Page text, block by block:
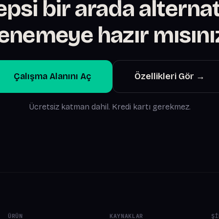
bir arada
hazır
Çalışma Alanını Aç Özellikleri Gör →
Ücretsiz katman dahil. Kredi kartı gerekmez.
ÜRÜN KAYNAKLAR